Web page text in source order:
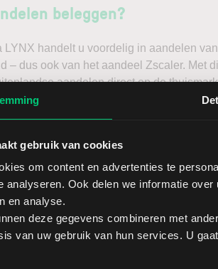
gebruik van cookies
om content en advertenties te
analyseren. Ook delen we informatie
en analyse.
deze gegevens combineren met
van uw gebruik van hun services. U
beleggen?
LYNX handelt u voordelig in aandelen
– dus ook van het aandeel Zscaler. Met
aandelen direct op de
spread. Handelen doet u daarnaast via
u direct gedegen analyses kunt maken.
of verwacht u een dalende koers en
in beleggen. Ontdek alle voordelen
neemt.
Zscaler brengt extra risico’s met
onbeperkt oplopen. Het is
en enkel te beleggen met kapitaal dat